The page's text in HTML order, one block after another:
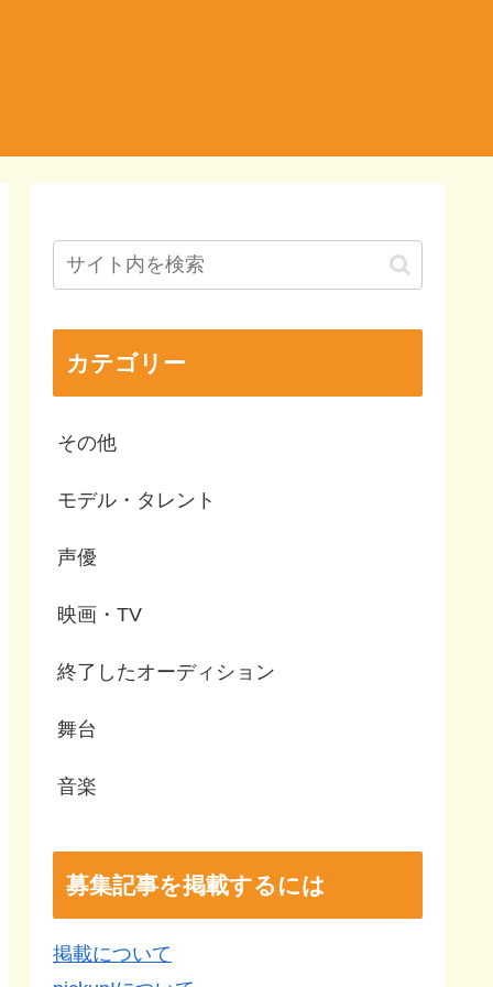
カテゴリー
その他
モデル・タレント
声優
映画・TV
終了したオーディション
舞台
音楽
募集記事を掲載するには
掲載について